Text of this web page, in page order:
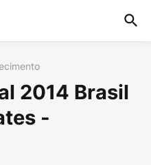
2014 Brasil
-